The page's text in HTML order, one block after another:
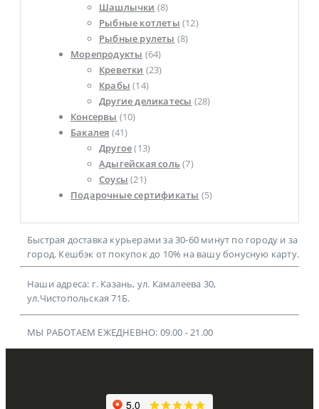
Шашлычки (8)
Рыбные котлеты (12)
Рыбные рулеты (8)
Морепродукты (64)
Креветки (23)
Крабы (14)
Другие деликатесы (28)
Консервы (10)
Бакалея (41)
Другое(13)
Адыгейская соль (7)
Соусы (21)
Подарочные сертификаты (5)
Быстрая доставка курьерами за 30-60 минут по городу и за
город. Кешбэк от покупок до 10% на вашу бонусную карту.
Наши адреса: г. Казань, ул. Камалеева 30,
ул.Чистопольская 71Б.
МЫ РАБОТАЕМ ЕЖЕДНЕВНО: 09.00 - 21.00